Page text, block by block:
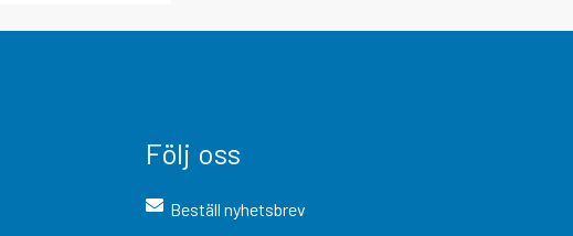
Följ oss
Beställ nyhetsbrev